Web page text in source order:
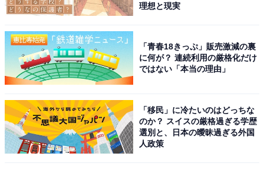
理想と現実
「青春18きっぷ」販売激減の裏
に何が？ 連続利用の厳格化だけ
ではない「本当の理由」
「移民」に冷たいのはどっちな
のか？ スイスの厳格過ぎる学歴
選別と、日本の曖昧過ぎる外国
人政策